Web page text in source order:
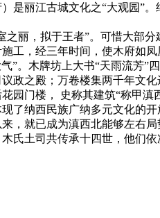
丽江古城文化之“大观园”
丽，拟于王者”。可惜大部
工，经三年时间，使木府如凤
”。木牌坊上大书“天雨流芳
政之殿；万卷楼集两千年文
园门楼， 史称其建筑“称甲
了纳西民族广纳多元文化的开
，就已成为滇西北能够左右
氏土司共传承十四世，他们依